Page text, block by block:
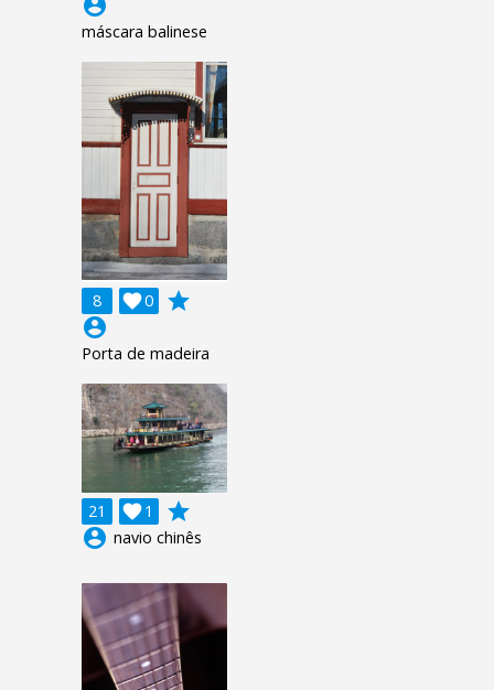
account_circle
máscara balinese
8 0

grade
account_circle
Porta de madeira
21 1

grade
account_circle navio chinês